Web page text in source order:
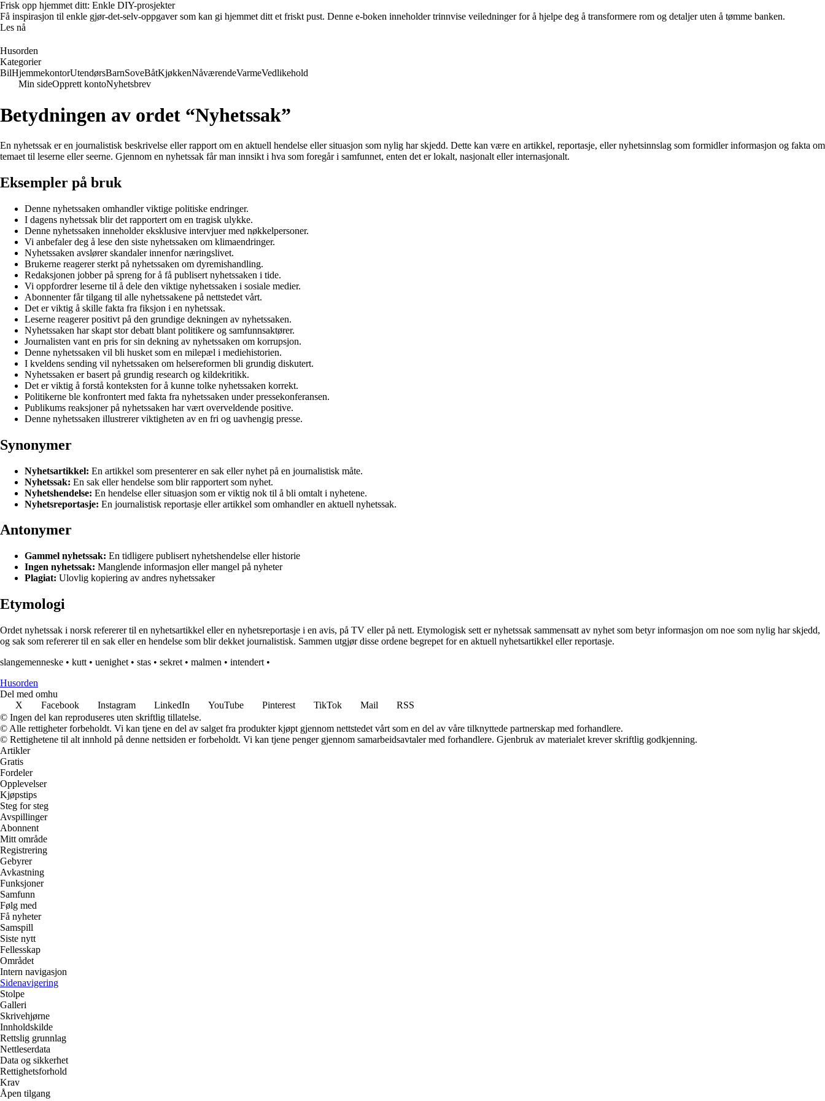
Frisk opp hjemmet ditt: Enkle DIY-prosjekter
Få inspirasjon til enkle gjør-det-selv-oppgaver som kan gi hjemmet ditt et friskt pust. Denne e-boken inneholder trinnvise veiledninger for å hjelpe deg å transformere rom og detaljer uten å tømme banken.
Les nå
Husorden
Kategorier
BilHjemmekontorUtendørsBarnSoveBåtKjøkkenNåværendeVarmeVedlikehold
Min sideOpprett kontoNyhetsbrev
Betydningen av ordet “Nyhetssak”
En nyhetssak er en journalistisk beskrivelse eller rapport om en aktuell hendelse eller situasjon som nylig har skjedd. Dette kan være en artikkel, reportasje, eller nyhetsinnslag som formidler informasjon og fakta om
temaet til leserne eller seerne. Gjennom en nyhetssak får man innsikt i hva som foregår i samfunnet, enten det er lokalt, nasjonalt eller internasjonalt.
Eksempler på bruk
Denne nyhetssaken omhandler viktige politiske endringer.
I dagens nyhetssak blir det rapportert om en tragisk ulykke.
Denne nyhetssaken inneholder eksklusive intervjuer med nøkkelpersoner.
Vi anbefaler deg å lese den siste nyhetssaken om klimaendringer.
Nyhetssaken avslører skandaler innenfor næringslivet.
Brukerne reagerer sterkt på nyhetssaken om dyremishandling.
Redaksjonen jobber på spreng for å få publisert nyhetssaken i tide.
Vi oppfordrer leserne til å dele den viktige nyhetssaken i sosiale medier.
Abonnenter får tilgang til alle nyhetssakene på nettstedet vårt.
Det er viktig å skille fakta fra fiksjon i en nyhetssak.
Leserne reagerer positivt på den grundige dekningen av nyhetssaken.
Nyhetssaken har skapt stor debatt blant politikere og samfunnsaktører.
Journalisten vant en pris for sin dekning av nyhetssaken om korrupsjon.
Denne nyhetssaken vil bli husket som en milepæl i mediehistorien.
I kveldens sending vil nyhetssaken om helsereformen bli grundig diskutert.
Nyhetssaken er basert på grundig research og kildekritikk.
Det er viktig å forstå konteksten for å kunne tolke nyhetssaken korrekt.
Politikerne ble konfrontert med fakta fra nyhetssaken under pressekonferansen.
Publikums reaksjoner på nyhetssaken har vært overveldende positive.
Denne nyhetssaken illustrerer viktigheten av en fri og uavhengig presse.
Synonymer
Nyhetsartikkel: En artikkel som presenterer en sak eller nyhet på en journalistisk måte.
Nyhetssak: En sak eller hendelse som blir rapportert som nyhet.
Nyhetshendelse: En hendelse eller situasjon som er viktig nok til å bli omtalt i nyhetene.
Nyhetsreportasje: En journalistisk reportasje eller artikkel som omhandler en aktuell nyhetssak.
Antonymer
Gammel nyhetssak: En tidligere publisert nyhetshendelse eller historie
Ingen nyhetssak: Manglende informasjon eller mangel på nyheter
Plagiat: Ulovlig kopiering av andres nyhetssaker
Etymologi
Ordet nyhetssak i norsk refererer til en nyhetsartikkel eller en nyhetsreportasje i en avis, på TV eller på nett. Etymologisk sett er nyhetssak sammensatt av nyhet som betyr informasjon om noe som nylig har skjedd,
og sak som refererer til en sak eller en hendelse som blir dekket journalistisk. Sammen utgjør disse ordene begrepet for en aktuell nyhetsartikkel eller reportasje.
slangemenneske • kutt • uenighet • stas • sekret • malmen • intendert •
Husorden
Del med omhu
X
Facebook Instagram LinkedIn YouTube Pinterest TikTok Mail
RSS
© Ingen del kan reproduseres uten skriftlig tillatelse.
© Alle rettigheter forbeholdt. Vi kan tjene en del av salget fra produkter kjøpt gjennom nettstedet vårt som en del av våre tilknyttede partnerskap med forhandlere.
© Rettighetene til alt innhold på denne nettsiden er forbeholdt. Vi kan tjene penger gjennom samarbeidsavtaler med forhandlere. Gjenbruk av materialet krever skriftlig godkjenning.
Artikler
Gratis
Fordeler
Opplevelser
Kjøpstips
Steg for steg
Avspillinger
Abonnent
Mitt område
Registrering
Gebyrer
Avkastning
Funksjoner
Samfunn
Følg med
Få nyheter
Samspill
Siste nytt
Fellesskap
Området
Intern navigasjon
Sidenavigering
Stolpe
Galleri
Skrivehjørne
Innholdskilde
Rettslig grunnlag
Nettleserdata
Data og sikkerhet
Rettighetsforhold
Krav
Åpen tilgang